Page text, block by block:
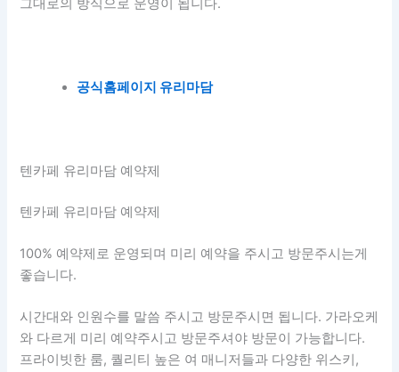
그대로의 방식으로 운영이 됩니다.
공식홈페이지 유리마담
텐카페 유리마담 예약제
텐카페 유리마담 예약제
100% 예약제로 운영되며 미리 예약을 주시고 방문주시는게
좋습니다.
시간대와 인원수를 말씀 주시고 방문주시면 됩니다. 가라오케
와 다르게 미리 예약주시고 방문주셔야 방문이 가능합니다.
프라이빗한 룸, 퀄리티 높은 여 매니저들과 다양한 위스키,